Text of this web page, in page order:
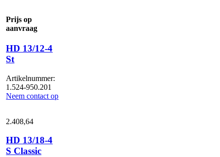
Prijs op
aanvraag
HD 13/12-4
St
Artikelnummer:
1.524-950.201
Neem contact op
2.408,64
HD 13/18-4
S Classic